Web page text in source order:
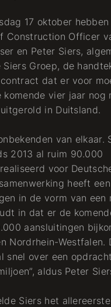
17 oktober
Construction Officer
en Peter Siers,
Groep, de
dat er voor
vier jaar nog
in Duitsland.
van elkaar.
2013 al ruim 90.000
voor
heeft
in de vorm van een
in dat er de
aansluitingen
Nordrhein-Westfalen.
snel over een
aldus Peter
Siers het